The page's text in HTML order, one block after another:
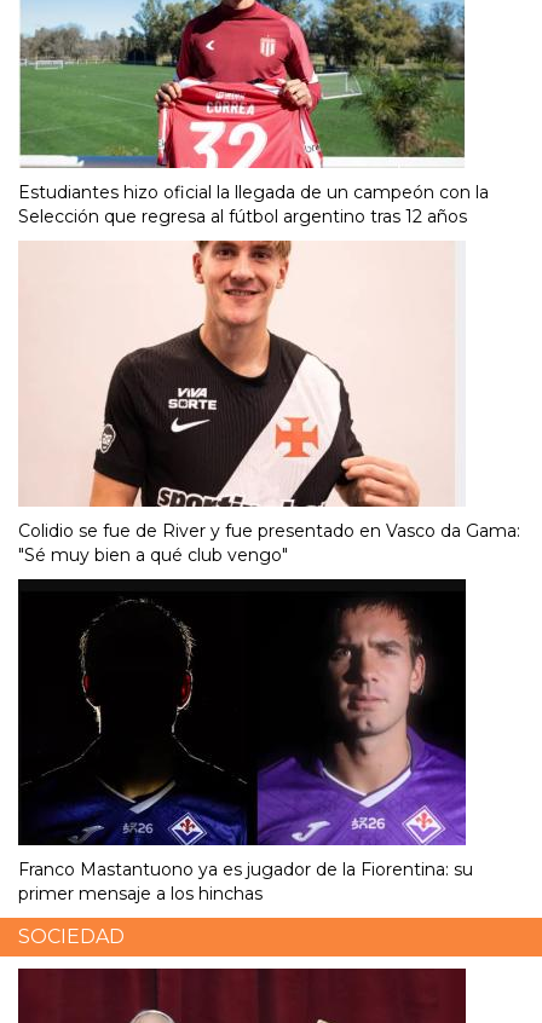
Estudiantes hizo oficial la llegada de un campeón con la
Selección que regresa al fútbol argentino tras 12 años
Colidio se fue de River y fue presentado en Vasco da Gama:
"Sé muy bien a qué club vengo"
Franco Mastantuono ya es jugador de la Fiorentina: su
primer mensaje a los hinchas
SOCIEDAD